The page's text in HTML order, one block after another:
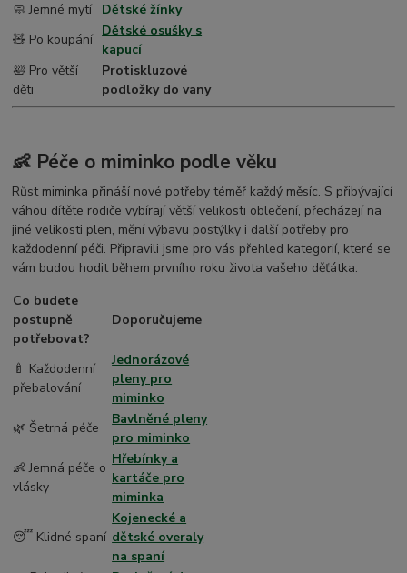
🧼 Jemné mytí
Dětské žínky
🧸 Po koupání
Dětské osušky s
kapucí
🛀 Pro větší
děti
Protiskluzové
podložky do vany
👶 Péče o miminko podle věku
Růst miminka přináší nové potřeby téměř každý měsíc. S přibývající
váhou dítěte rodiče vybírají větší velikosti oblečení, přecházejí na
jiné velikosti plen, mění výbavu postýlky i další potřeby pro
každodenní péči. Připravili jsme pro vás přehled kategorií, které se
vám budou hodit během prvního roku života vašeho děťátka.
Co budete
postupně
potřebovat?
Doporučujeme
🍼 Každodenní
přebalování
Jednorázové
pleny pro
miminko
🌿 Šetrná péče
Bavlněné pleny
pro miminko
👶 Jemná péče o
vlásky
Hřebínky a
kartáče pro
miminka
😴 Klidné spaní
Kojenecké a
dětské overaly
na spaní